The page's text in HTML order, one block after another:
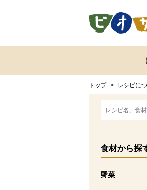
ここからサイト内共通メニューです。
サイト内共通メニューをスキップする
トップ > レシピに
ここから消費材
食材から探
野菜
を開く
消費材検索メニ
ここから本文で